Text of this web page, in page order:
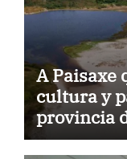
A Paisaxe
cultura y
provincia
su